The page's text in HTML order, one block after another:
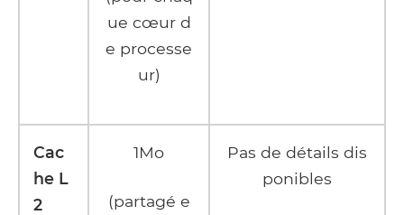
ue cœur d
e processe
ur)
Cac
he L
2
1Mo
(partagé e
Pas de détails dis
ponibles